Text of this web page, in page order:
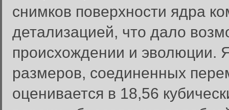
снимков поверхности ядра
детализацией, что дало
происхождении и эволюции.
размеров, соединенных
оценивается в 18,56